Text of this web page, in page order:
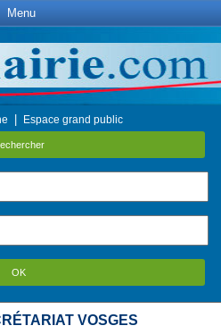
Menu
Espace grand public
OK
VOSGES